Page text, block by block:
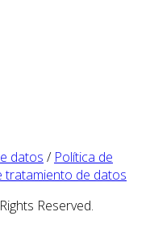
datos / Política de
tratamiento de datos
Reserved.